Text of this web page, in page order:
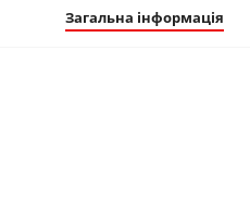
Загальна інформація